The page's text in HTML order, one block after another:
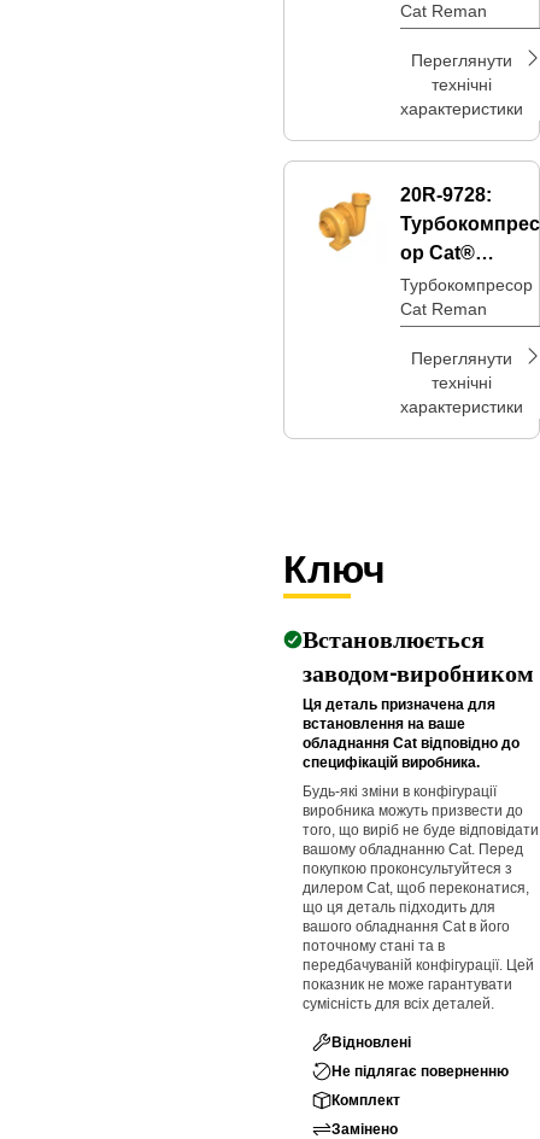
Cat Reman
Переглянути
технічні
характеристики
20R-9728:
Турбокомпрес
ор Cat®
Reman
Турбокомпресор
Cat Reman
Переглянути
технічні
характеристики
Ключ
Встановлюється
заводом-виробником
Ця деталь призначена для
встановлення на ваше
обладнання Cat відповідно до
специфікацій виробника.
Будь-які зміни в конфігурації
виробника можуть призвести до
того, що виріб не буде відповідати
вашому обладнанню Cat. Перед
покупкою проконсультуйтеся з
дилером Cat, щоб переконатися,
що ця деталь підходить для
вашого обладнання Cat в його
поточному стані та в
передбачуваній конфігурації. Цей
показник не може гарантувати
сумісність для всіх деталей.
Відновлені
Не підлягає поверненню
Комплект
Замінено